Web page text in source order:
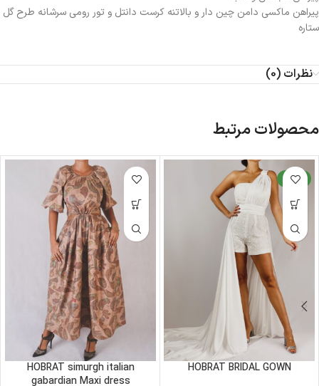
پیراهن ماکسی دامن چین دار و بالاتنه کرست دانتل و تور رومی سرشانه طرح گل
ستاره
نظرات (0)
محصولات مرتبط
جدید
HOBRAT BRIDAL GOWN
HOBRAT simurgh italian
gabardian Maxi dress